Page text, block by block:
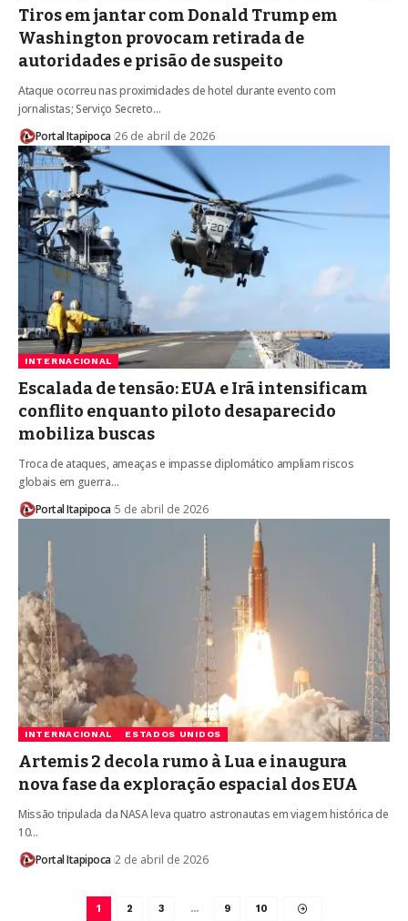
Tiros em jantar com Donald Trump em
Washington provocam retirada de
autoridades e prisão de suspeito
Ataque ocorreu nas proximidades de hotel durante evento com
jornalistas; Serviço Secreto…
Portal Itapipoca 26 de abril de 2026
INTERNACIONAL
Escalada de tensão: EUA e Irã intensificam
conflito enquanto piloto desaparecido
mobiliza buscas
Troca de ataques, ameaças e impasse diplomático ampliam riscos
globais em guerra…
Portal Itapipoca 5 de abril de 2026
INTERNACIONAL ESTADOS UNIDOS
Artemis 2 decola rumo à Lua e inaugura
nova fase da exploração espacial dos EUA
Missão tripulada da NASA leva quatro astronautas em viagem histórica de
10…
Portal Itapipoca 2 de abril de 2026
1 2 3 … 9 10